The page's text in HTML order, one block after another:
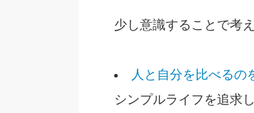
少し意識することで考
人と自分を比べるの
シンプルライフを追求